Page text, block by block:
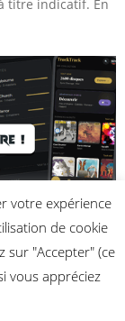
titre indicatif. En
enregistrée.
votre expérience
de cookie
sur "Accepter" (ce
vous appréciez